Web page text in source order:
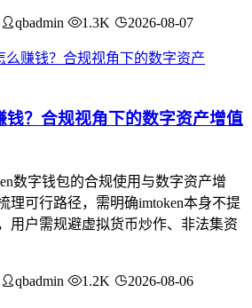
qbadmin 1.3K 2026-08-07
钱？合规视角下的数字资产增值
数字钱包的合规使用与数字资产增
理可行路径，需明确imtoken本身不提
用户需规避虚拟货币炒作、非法集资
qbadmin 1.2K 2026-08-06